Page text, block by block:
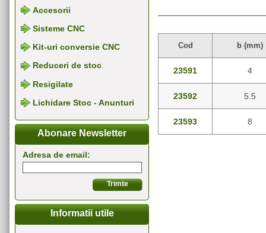
Accesorii
Sisteme CNC
Kit-uri conversie CNC
Reduceri de stoc
Resigilate
Lichidare Stoc - Anunturi
Abonare Newsletter
Adresa de email:
Informatii utile
Cod b (mm)
23591 4
23592 5.5
23593 8